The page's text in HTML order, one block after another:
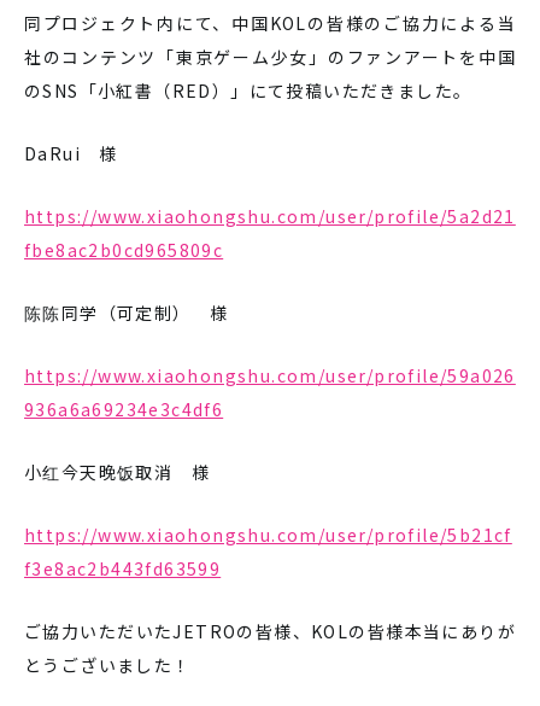
同プロジェクト内にて、中国KOLの皆様のご協力による当
社のコンテンツ「東京ゲーム少女」のファンアートを中国
のSNS「小紅書（RED）」にて投稿いただきました。
DaRui 様
https://www.xiaohongshu.com/user/profile/5a2d21
fbe8ac2b0cd965809c
陈陈同学（可定制） 様
https://www.xiaohongshu.com/user/profile/59a026
936a6a69234e3c4df6
小红今天晚饭取消 様
https://www.xiaohongshu.com/user/profile/5b21cf
f3e8ac2b443fd63599
ご協力いただいたJETROの皆様、KOLの皆様本当にありが
とうございました！